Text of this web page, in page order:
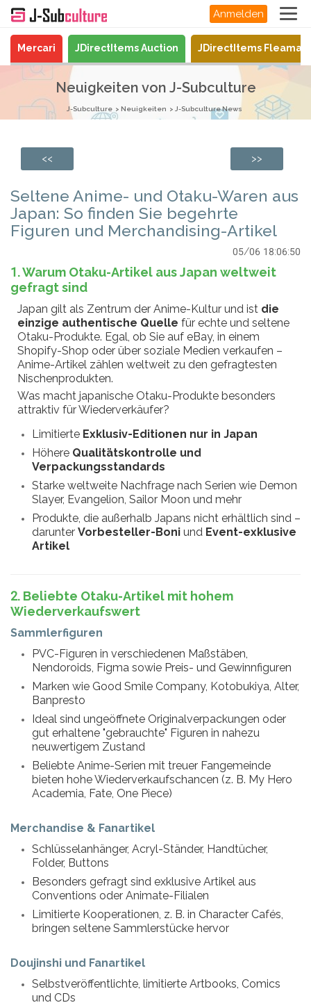
Anmelden
Mercari JDirectItems Auction JDirectItems
Neuigkeiten von J-Subculture
J-Subculture Neuigkeiten J-Subculture News
<< >>
Seltene Anime- und Otaku-Waren aus
Japan: So finden Sie begehrte
Figuren und Merchandising-Artikel
05/06 18:06:50
1. Warum Otaku-Artikel aus Japan weltweit
gefragt sind
Japan gilt als Zentrum der Anime-Kultur und ist die
einzige authentische Quelle für echte und seltene
Otaku-Produkte. Egal, ob Sie auf eBay, in einem
Shopify-Shop oder über soziale Medien verkaufen –
Anime-Artikel zählen weltweit zu den gefragtesten
Nischenprodukten.
Was macht japanische Otaku-Produkte besonders
attraktiv für Wiederverkäufer?
Limitierte Exklusiv-Editionen nur in Japan
Höhere Qualitätskontrolle und
Verpackungsstandards
Starke weltweite Nachfrage nach Serien wie Demon
Slayer, Evangelion, Sailor Moon und mehr
Produkte, die außerhalb Japans nicht erhältlich sind –
darunter Vorbesteller-Boni und Event-exklusive
Artikel
2. Beliebte Otaku-Artikel mit hohem
Wiederverkaufswert
Sammlerfiguren
PVC-Figuren in verschiedenen Maßstäben,
Nendoroids, Figma sowie Preis- und Gewinnfiguren
Marken wie Good Smile Company, Kotobukiya, Alter,
Banpresto
Ideal sind ungeöffnete Originalverpackungen oder
gut erhaltene "gebrauchte" Figuren in nahezu
neuwertigem Zustand
Beliebte Anime-Serien mit treuer Fangemeinde
bieten hohe Wiederverkaufschancen (z. B. My Hero
Academia, Fate, One Piece)
Merchandise & Fanartikel
Schlüsselanhänger, Acryl-Ständer, Handtücher,
Folder, Buttons
Besonders gefragt sind exklusive Artikel aus
Conventions oder Animate-Filialen
Limitierte Kooperationen, z. B. in Character Cafés,
bringen seltene Sammlerstücke hervor
Doujinshi und Fanartikel
Selbstveröffentlichte, limitierte Artbooks, Comics
und CDs